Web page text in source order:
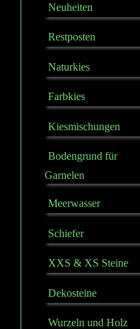
Neuheiten
Restposten
Naturkies
Farbkies
Kiesmischungen
Bodengrund für
Garnelen
Meerwasser
Schiefer
XXS & XS Steine
Dekosteine
Wurzeln und Holz